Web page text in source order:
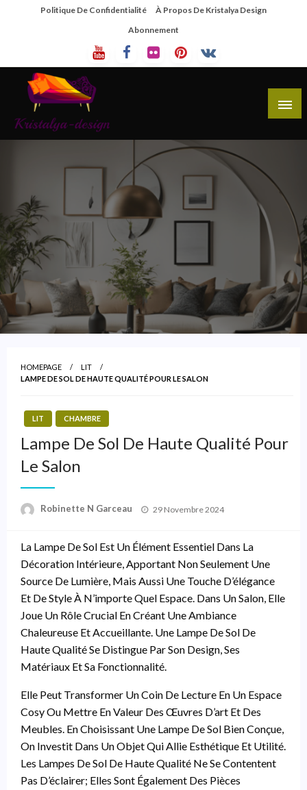
Politique De Confidentialité
À Propos De Kristalya Design
Abonnement
Site De Partage De Design De Mobilier Créatif
HOMEPAGE
LIT
LAMPE DE SOL DE HAUTE QUALITÉ POUR LE SALON
LIT CHAMBRE
Lampe De Sol De Haute Qualité Pour
Le Salon
Robinette N Garceau
Posted
29 Novembre 2024
La Lampe De Sol Est Un Élément Essentiel Dans La
Décoration Intérieure, Apportant Non Seulement Une
Source De Lumière, Mais Aussi Une Touche D’élégance
Et De Style À N’importe Quel Espace. Dans Un Salon, Elle
Joue Un Rôle Crucial En Créant Une Ambiance
Chaleureuse Et Accueillante. Une Lampe De Sol De
Haute Qualité Se Distingue Par Son Design, Ses
Matériaux Et Sa Fonctionnalité.
Elle Peut Transformer Un Coin De Lecture En Un Espace
Cosy Ou Mettre En Valeur Des Œuvres D’art Et Des
Meubles. En Choisissant Une Lampe De Sol Bien Conçue,
On Investit Dans Un Objet Qui Allie Esthétique Et Utilité.
Les Lampes De Sol De Haute Qualité Ne Se Contentent
Pas D’éclairer; Elles Sont Également Des Pièces